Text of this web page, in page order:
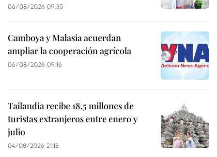
06/08/2026 09:35
Camboya y Malasia acuerdan
ampliar la cooperación agrícola
06/08/2026 09:16
Tailandia recibe 18,5 millones de
turistas extranjeros entre enero y
julio
04/08/2026 21:18